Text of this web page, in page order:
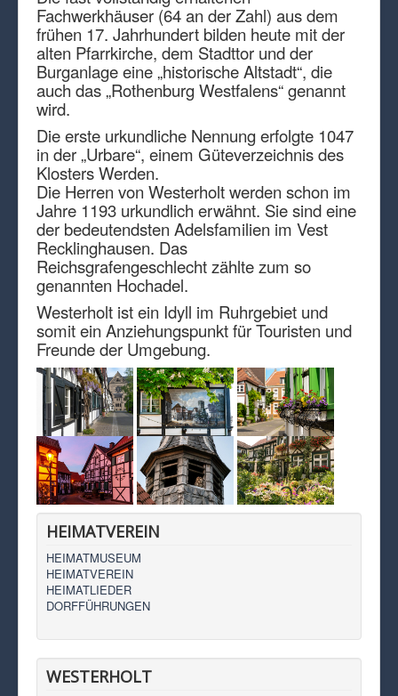
Fachwerkhäuser (64 an der Zahl) aus dem
frühen 17. Jahrhundert bilden heute mit der
alten Pfarrkirche, dem Stadttor und der
Burganlage eine „historische Altstadt“, die
auch das „Rothenburg Westfalens“ genannt
wird.
Die erste urkundliche Nennung erfolgte 1047
in der „Urbare“, einem Güteverzeichnis des
Klosters Werden.
Die Herren von Westerholt werden schon im
Jahre 1193 urkundlich erwähnt. Sie sind eine
der bedeutendsten Adelsfamilien im Vest
Recklinghausen. Das
Reichsgrafengeschlecht zählte zum so
genannten Hochadel.
Westerholt ist ein Idyll im Ruhrgebiet und
somit ein Anziehungspunkt für Touristen und
Freunde der Umgebung.
HEIMATVEREIN
HEIMATMUSEUM
HEIMATVEREIN
HEIMATLIEDER
DORFFÜHRUNGEN
WESTERHOLT